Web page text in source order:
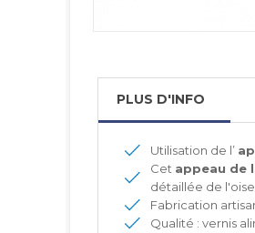
PLUS D'INFO
Utilisation de l’
Cet appeau de
détaillée de
Fabrication
Qualité : vernis